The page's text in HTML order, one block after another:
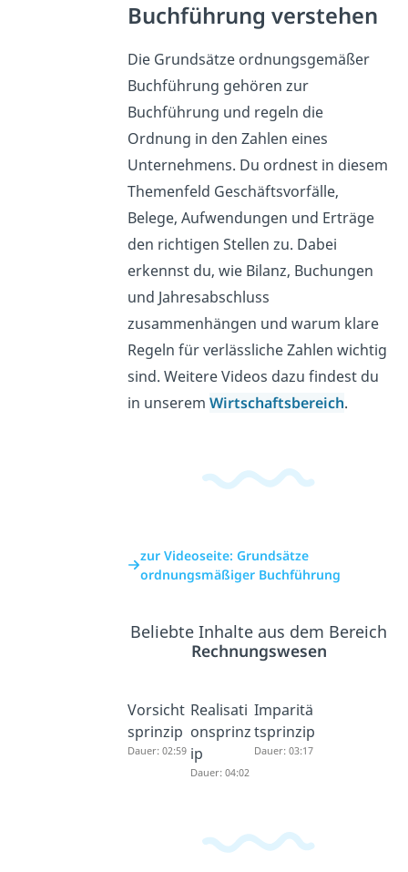
Buchführung verstehen
Die Grundsätze ordnungsgemäßer
Buchführung gehören zur
Buchführung und regeln die
Ordnung in den Zahlen eines
Unternehmens. Du ordnest in diesem
Themenfeld Geschäftsvorfälle,
Belege, Aufwendungen und Erträge
den richtigen Stellen zu. Dabei
erkennst du, wie Bilanz, Buchungen
und Jahresabschluss
zusammenhängen und warum klare
Regeln für verlässliche Zahlen wichtig
sind. Weitere Videos dazu findest du
in unseremWirtschaftsbereich.
zur Videoseite: Grundsätze
ordnungsmäßiger Buchführung
Beliebte Inhalte aus dem Bereich
Rechnungswesen
Vorsicht
sprinzip
Dauer: 02:59
Realisati
onsprinz
ip
Dauer: 04:02
Imparitä
tsprinzip
Dauer: 03:17